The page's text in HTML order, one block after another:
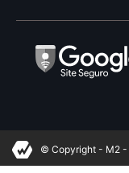
© Copyright - M2 -